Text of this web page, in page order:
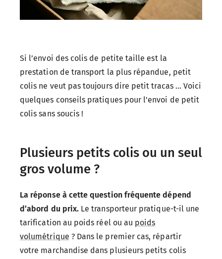
Si l’envoi des colis de petite taille est la
prestation de transport la plus répandue, petit
colis ne veut pas toujours dire petit tracas ... Voici
quelques conseils pratiques pour l’envoi de petit
colis sans soucis !
Plusieurs petits colis ou un seul
gros volume ?
La réponse à cette question fréquente dépend
d’abord du prix. Le transporteur pratique-t-il une
tarification au poids réel ou au poids
volumétrique ? Dans le premier cas, répartir
votre marchandise dans plusieurs petits colis